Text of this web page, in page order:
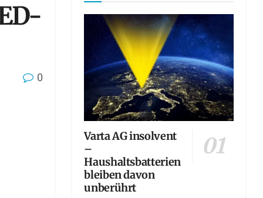
0
Varta AG insolvent
–
Haushaltsbatterien
bleiben davon
unberührt